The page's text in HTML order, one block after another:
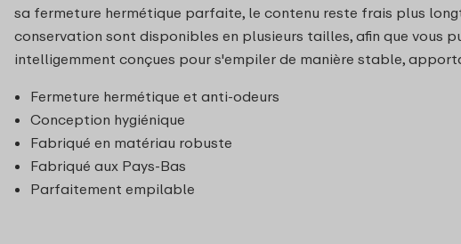
sa fermeture hermétique parfaite, le contenu reste frais plus
conservation sont disponibles en plusieurs tailles, afin que vous
intelligemment conçues pour s'empiler de manière stable,
Fermeture hermétique et anti-odeurs
Conception hygiénique
Fabriqué en matériau robuste
Fabriqué aux Pays-Bas
Parfaitement empilable